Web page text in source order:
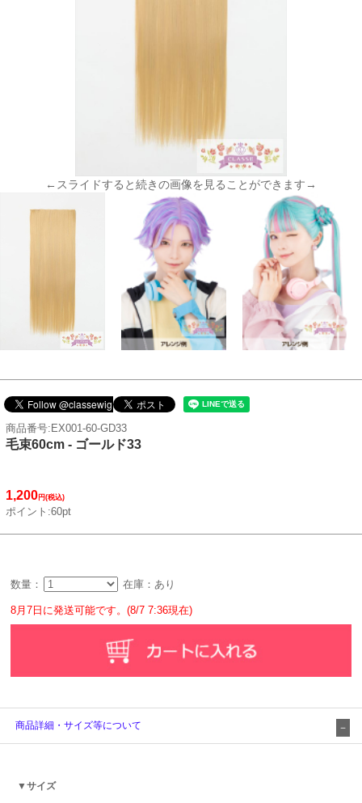
←スライドすると続きの画像を見ることができます→
商品番号:EX001-60-GD33
毛束60cm - ゴールド33
1,200円(税込)
ポイント:60pt
数量： 在庫：あり
8月7日に発送可能です。(8/7 7:36現在)
商品詳細・サイズ等について
▼サイズ